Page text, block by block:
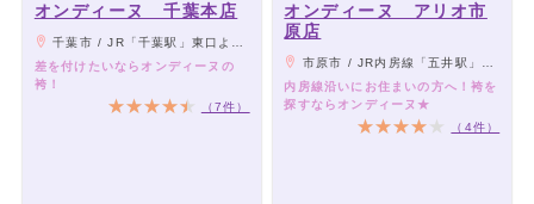
オンディーヌ 千葉本店
千葉市 / JR「千葉駅」東口より徒歩7分、京成千葉線「千葉中央駅」より徒歩7分、千葉都市モノレール1号線「葭川公園駅」より徒歩2分
差を付けたいならオンディーヌの
袴！
（7件）
オンディーヌ アリオ市
原店
市原市 / JR内房線「五井駅」東口4番乗り場（一部3番乗り場）よりバスにて約6分、「アリオ市原」下車徒歩2分
内房線沿いにお住まいの方へ！袴を
探すならオンディーヌ★
（4件）